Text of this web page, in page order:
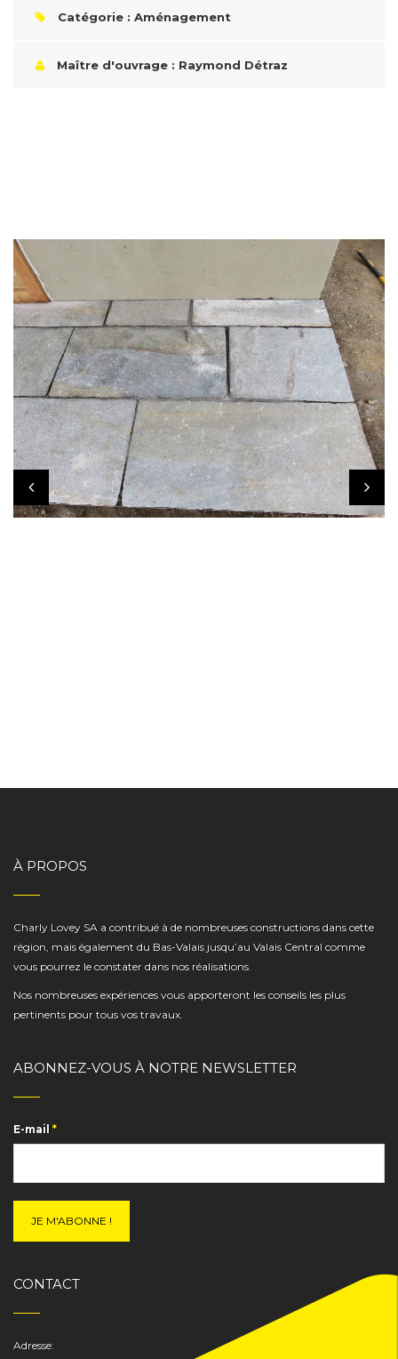
Catégorie : Aménagement
Maître d'ouvrage : Raymond Détraz
DALLES CHALET « LES 3 TOITS » AU LEVRON
À PROPOS
Charly Lovey SA a contribué à de nombreuses constructions dans cette
région, mais également du Bas-Valais jusqu’au Valais Central comme
vous pourrez le constater dans nos réalisations.
Nos nombreuses expériences vous apporteront les conseils les plus
pertinents pour tous vos travaux.
ABONNEZ-VOUS À NOTRE NEWSLETTER
E-mail *
CONTACT
Adresse: